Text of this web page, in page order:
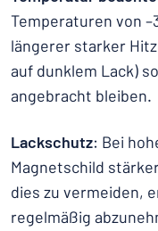
Temperaturen von
längerer starker
auf dunklem Lack)
angebracht bleiben.
Lackschutz: Bei
Magnetschild
dies zu vermeiden,
regelmäßig